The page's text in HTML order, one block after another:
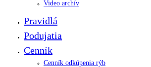
Video archív
Pravidlá
Podujatia
Cenník
Cenník odkúpenia rýb